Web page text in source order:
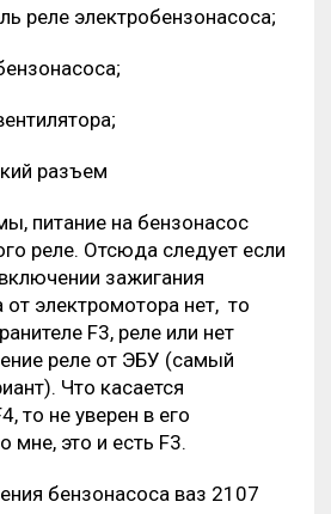
реле электробензонасоса;
разъем
питание на бензонасос
реле. Отсюда следует если
зажигания
электромотора нет, то
F3, реле или нет
реле от ЭБУ (самый
Что касается
то не уверен в его
мне, это и есть F3.